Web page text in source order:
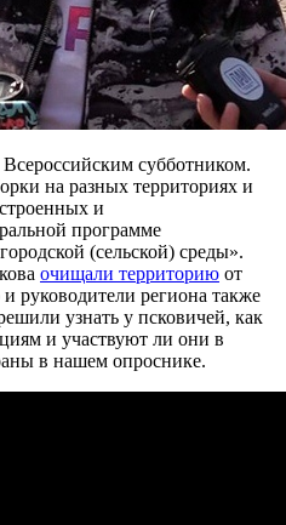
Всероссийским субботником.
на разных территориях и
и
программе
(сельской) среды».
очищали территорию от
руководители региона также
узнать у псковичей, как
и участвуют ли они в
в нашем опроснике.